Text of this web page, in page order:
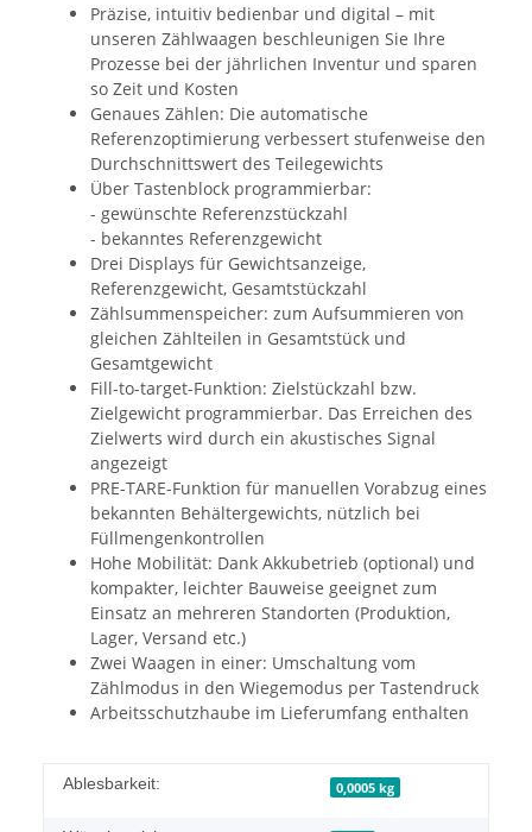
Präzise, intuitiv bedienbar und digital – mit
unseren Zählwaagen beschleunigen Sie Ihre
Prozesse bei der jährlichen Inventur und sparen
so Zeit und Kosten
Genaues Zählen: Die automatische
Referenzoptimierung verbessert stufenweise den
Durchschnittswert des Teilegewichts
Über Tastenblock programmierbar:
- gewünschte Referenzstückzahl
- bekanntes Referenzgewicht
Drei Displays für Gewichtsanzeige,
Referenzgewicht, Gesamtstückzahl
Zählsummenspeicher: zum Aufsummieren von
gleichen Zählteilen in Gesamtstück und
Gesamtgewicht
Fill-to-target-Funktion: Zielstückzahl bzw.
Zielgewicht programmierbar. Das Erreichen des
Zielwerts wird durch ein akustisches Signal
angezeigt
PRE-TARE-Funktion für manuellen Vorabzug eines
bekannten Behältergewichts, nützlich bei
Füllmengenkontrollen
Hohe Mobilität: Dank Akkubetrieb (optional) und
kompakter, leichter Bauweise geeignet zum
Einsatz an mehreren Standorten (Produktion,
Lager, Versand etc.)
Zwei Waagen in einer: Umschaltung vom
Zählmodus in den Wiegemodus per Tastendruck
Arbeitsschutzhaube im Lieferumfang enthalten
Ablesbarkeit: 0,0005 kg